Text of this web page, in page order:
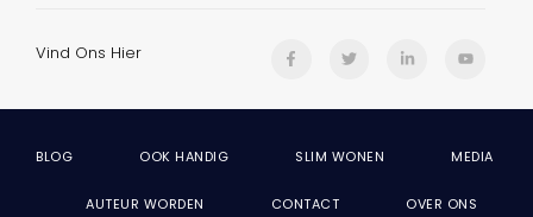
Vind Ons Hier
BLOG OOK HANDIG SLIM WONEN MEDIA
AUTEUR WORDEN CONTACT OVER ONS